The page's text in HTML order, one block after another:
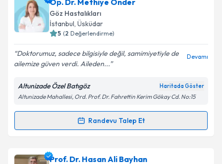
Takvim Talebini Gönder
oluşturun. Size bu uzmandan randevu almanız için bir
takvim hazırlandığında e-posta ile bilgilendireceğiz.
Kişisel verilerimin işlenmesine ilişkin
Aydınlatma
Metni'ni okudum ve kişisel verilerimin belirtilen
kapsamda işlenmesini kabul ediyorum.
Op. Dr. Methiye Önder
Göz Hastalıkları
İstanbul, Üsküdar
5 (2 Değerlendirme)
Doktorumuz, sadece bilgisiyle değil, samimiyetiyle de
ailemize güven verdi. Aileden...
Devamı
Altunizade Özel Batıgöz Haritada Göster
Altunizade Mahallesi, Ord. Prof. Dr. Fahrettin Kerim Gökay Cd. No:15
Randevu Talep Et
Randevu Takvimi Talebi
Op. Dr. Methiye Önderiçin randevu takvimi talebi
Prof. Dr. Hasan Ali Bayhan